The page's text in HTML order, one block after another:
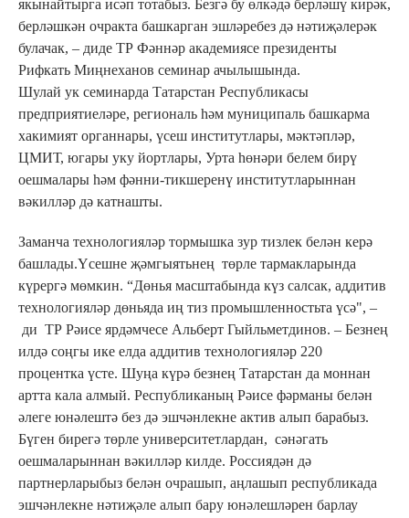
якынайтырга исәп тотабыз. Безгә бу өлкәдә берләшү кирәк,
берләшкән очракта башкарган эшләребез дә нәтиҗәлерәк
булачак, – диде ТР Фәннәр академиясе президенты
Рифкать Миңнеханов семинар ачылышында.
Шулай ук семинарда Татарстан Республикасы
предприятиеләре, региональ һәм муниципаль башкарма
хакимият органнары, үсеш институтлары, мәктәпләр,
ЦМИТ, югары уку йортлары, Урта һөнәри белем бирү
оешмалары һәм фәнни-тикшеренү институтларыннан
вәкилләр дә катнашты.
Заманча технологияләр тормышка зур тизлек белән керә
башлады.Үсешне җәмгыятьнең төрле тармакларында
күрергә мөмкин. “Дөнья масштабында күз салсак, аддитив
технологияләр дөньяда иң тиз промышленностьта үсә", –
ди ТР Рәисе ярдәмчесе Альберт Гыйльметдинов. – Безнең
илдә соңгы ике елда аддитив технологияләр 220
процентка үсте. Шуңа күрә безнең Татарстан да моннан
артта кала алмый. Республиканың Рәисе фәрманы белән
әлеге юнәлештә без дә эшчәнлекне актив алып барабыз.
Бүген бирегә төрле университетлардан, сәнәгать
оешмаларыннан вәкилләр килде. Россиядән дә
партнерларыбыз белән очрашып, аңлашып республикада
эшчәнлекне нәтиҗәле алып бару юнәлешләрен барлау